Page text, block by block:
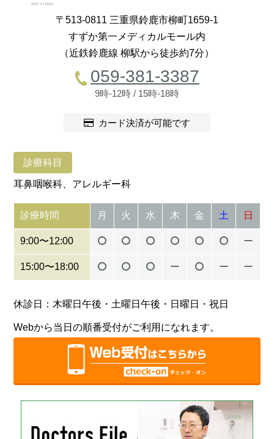
〒513-0811 三重県鈴鹿市柳町1659-1
すずか第一メディカルモール内
（近鉄鈴鹿線 柳駅から徒歩約7分）
059-381-3387
9時-12時 / 15時-18時
カード決済が可能です
診療科目
耳鼻咽喉科、アレルギー科
診療時間 月 火 水 木 金 土 日
9:00〜12:00 ー
15:00〜18:00 ー ー ー
休診日：木曜日午後・土曜日午後・日曜日・祝日
Webから当日の順番受付がご利用になれます。